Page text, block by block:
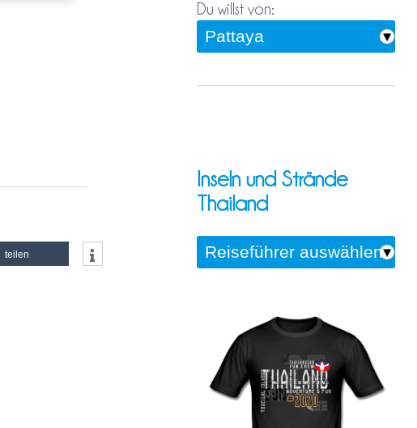
teilen
Du willst von:
Inseln und Strände
Thailand